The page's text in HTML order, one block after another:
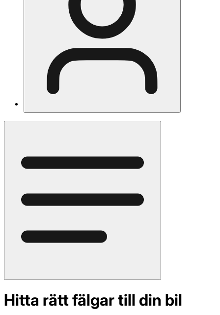
Hitta rätt fälgar till din bil